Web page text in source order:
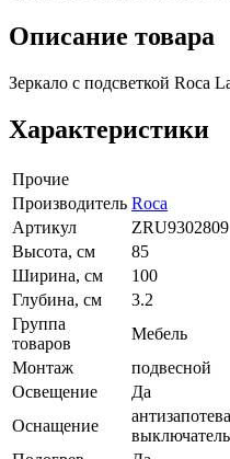
Описание товара
Зеркало с подсветкой Roca
Характеристики
Прочие
Производитель Roca
Артикул
ZRU9302809
Высота, см
85
Ширина, см
100
Глубина, см
3.2
Группа
товаров
Мебель
Монтаж
подвесной
Освещение
Да
Оснащение
выключатель